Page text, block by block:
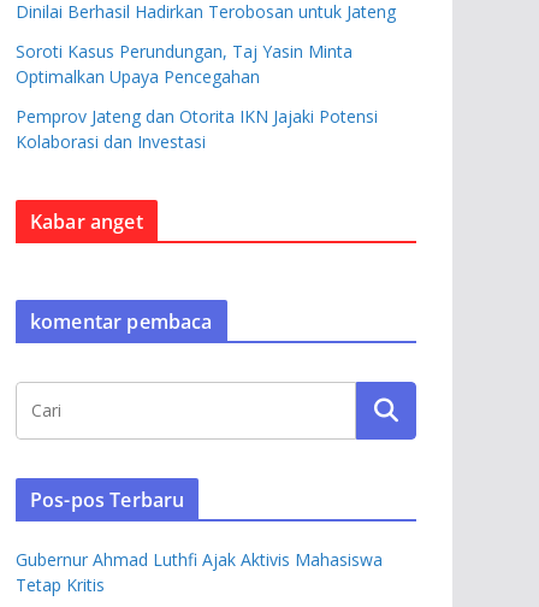
Dinilai Berhasil Hadirkan Terobosan untuk Jateng
Soroti Kasus Perundungan, Taj Yasin Minta
Optimalkan Upaya Pencegahan
Pemprov Jateng dan Otorita IKN Jajaki Potensi
Kolaborasi dan Investasi
Kabar anget
komentar pembaca
Pos-pos Terbaru
Gubernur Ahmad Luthfi Ajak Aktivis Mahasiswa
Tetap Kritis